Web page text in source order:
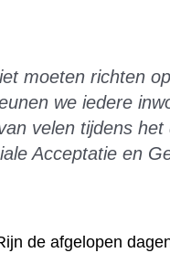
moeten richten
we iedere
velen tijdens
Acceptatie en
de afgelopen